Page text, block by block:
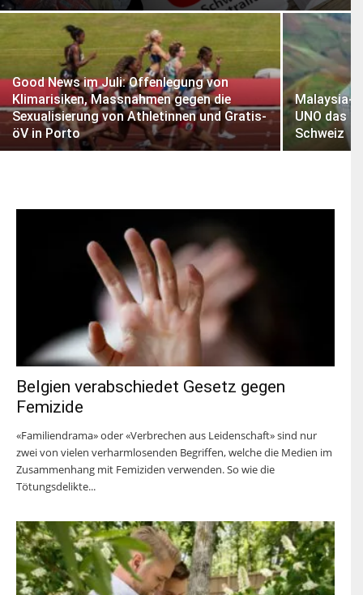
Good News im Juli: Offenlegung von
Klimarisiken, Massnahmen gegen die
Sexualisierung von Athletinnen und Gratis-
öV in Porto
Malaysia-
UNO das
Schweiz
Belgien verabschiedet Gesetz gegen
Femizide
«Familiendrama» oder «Verbrechen aus Leidenschaft» sind nur
zwei von vielen verharmlosenden Begriffen, welche die Medien im
Zusammenhang mit Femiziden verwenden. So wie die
Tötungsdelikte...
ABONNIEREN